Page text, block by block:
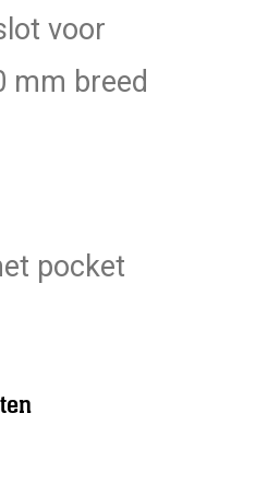
voor
mm breed
pocket